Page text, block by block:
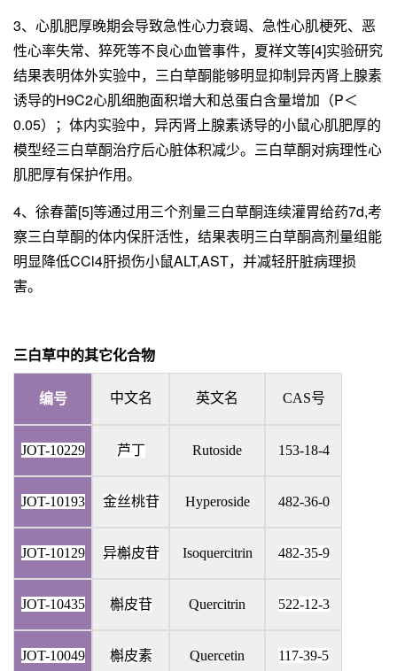
3、心肌肥厚晚期会导致急性心力衰竭、急性心肌梗死、恶
性心率失常、猝死等不良心血管事件，夏祥文等[4]实验研究
结果表明体外实验中，三白草酮能够明显抑制异丙肾上腺素
诱导的H9C2心肌细胞面积增大和总蛋白含量增加（P＜
0.05）；体内实验中，异丙肾上腺素诱导的小鼠心肌肥厚的
模型经三白草酮治疗后心脏体积减少。三白草酮对病理性心
肌肥厚有保护作用。
4、徐春蕾[5]等通过用三个剂量三白草酮连续灌胃给药7d,考
察三白草酮的体内保肝活性，结果表明三白草酮高剂量组能
明显降低CCl4肝损伤小鼠ALT,AST，并减轻肝脏病理损
害。
三白草中的其它化合物
编号 中文名 英文名 CAS号
JOT-10229 芦丁 Rutoside 153-18-4
JOT-10193 金丝桃苷 Hyperoside 482-36-0
JOT-10129 异槲皮苷 Isoquercitrin 482-35-9
JOT-10435 槲皮苷 Quercitrin 522-12-3
JOT-10049 槲皮素 Quercetin 117-39-5